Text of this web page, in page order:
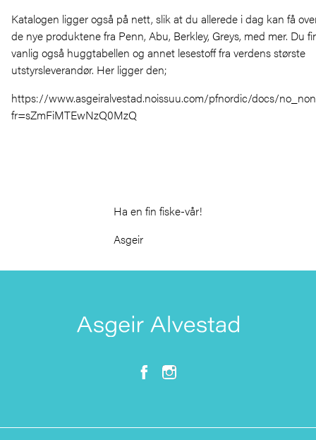
Katalogen ligger også på nett, slik at du allerede i dag kan få
de nye produktene fra Penn, Abu, Berkley, Greys, med mer. Du
vanlig også huggtabellen og annet lesestoff fra verdens største
utstyrsleverandør. Her ligger den;
https://www.asgeiralvestad.noissuu.com/pfnordic/docs/
fr=sZmFiMTEwNzQ0MzQ
Ha en fin fiske-vår!
Asgeir